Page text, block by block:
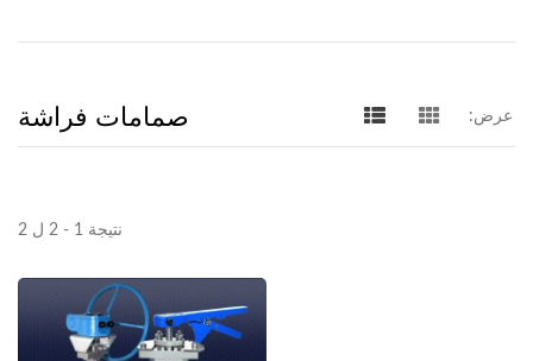
صمامات فراشة عرض:
نتيجة 1 - 2 ل 2